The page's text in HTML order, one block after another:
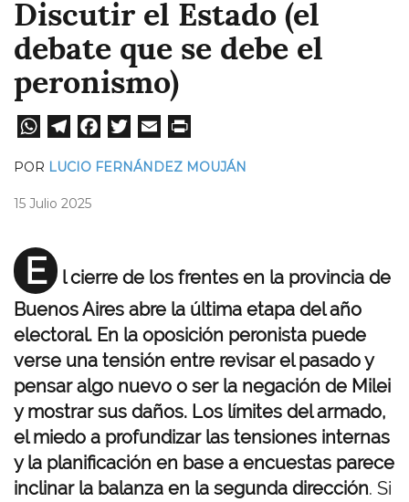
Discutir el Estado (el
debate que se debe el
peronismo)
W
A
pp
Te
a
Fa
wi
POR LUCIO FERNÁNDEZ MOUJÁN
15 Julio 2025
E
l cierre de los frentes en la provincia de
Buenos Aires abre la última etapa del año
electoral. En la oposición peronista puede
verse una tensión entre revisar el pasado y
pensar algo nuevo o ser la negación de Milei
y mostrar sus daños. Los límites del armado,
el miedo a profundizar las tensiones internas
y la planificación en base a encuestas parece
inclinar la balanza en la segunda dirección. Si